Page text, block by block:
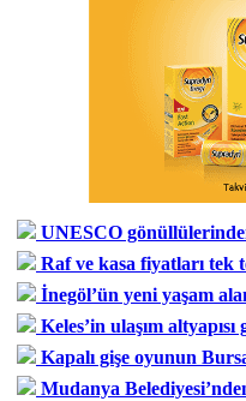
UNESCO
Raf ve kasa fiyatları tek
İnegöl’ün yeni yaşam
Keles’in ulaşım
Kapalı gişe oyunun
Mudanya